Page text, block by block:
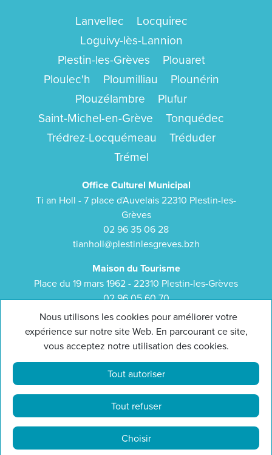
Nous utilisons les cookies pour améliorer votre
expérience sur notre site Web. En parcourant ce site,
vous acceptez notre utilisation des cookies.
Tout autoriser
Tout refuser
Choisir
Lanvellec
Locquirec
Loguivy-lès-Lannion
Plestin-les-Grèves
Plouaret
Ploulec'h
Ploumilliau
Plounérin
Plouzélambre
Plufur
Saint-Michel-en-Grève
Tonquédec
Trédrez-Locquémeau
Tréduder
Trémel
Office Culturel Municipal
Ti an Holl - 7 place d'Auvelais 22310 Plestin-les-
Grèves
02 96 35 06 28
tianholl@plestinlesgreves.bzh
Maison du Tourisme
Place du 19 mars 1962 - 22310 Plestin-les-Grèves
02 96 05 60 70
bretagne-cotedegranitrose.com
Suivez-nous :